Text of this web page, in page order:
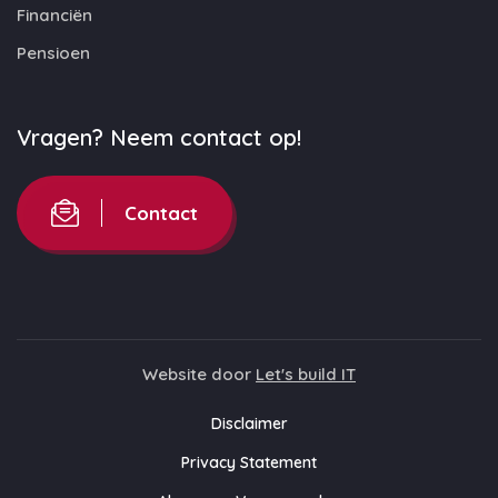
Financiën
Pensioen
Vragen? Neem contact op!
Contact
Website door Let's build IT
Disclaimer
Privacy Statement